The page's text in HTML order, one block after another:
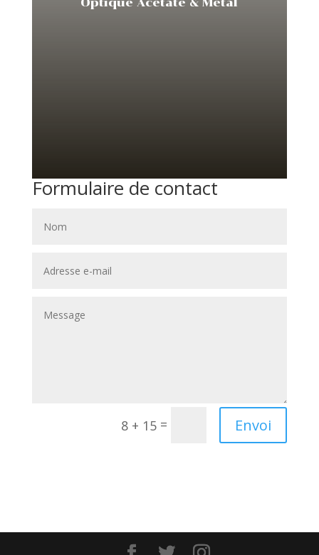
Formulaire de contact
8 + 15 = Envoi